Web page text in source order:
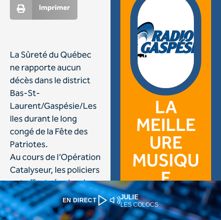
EN DIRECT JULIE
LES COLOCS